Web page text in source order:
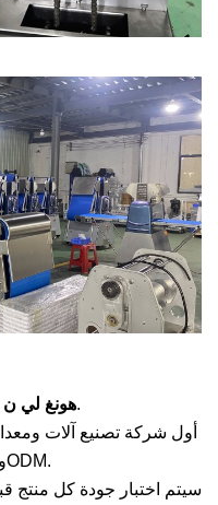
هونغ لي ن
خدمة عالية الجودة واحترافية.
43 عامًا من الخبرة في تصنيع OEM وODM.